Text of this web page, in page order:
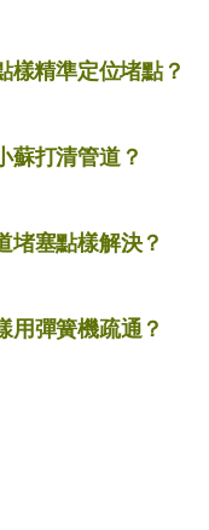
樣精準定位堵點？
蘇打清管道？
堵塞點樣解決？
用彈簧機疏通？